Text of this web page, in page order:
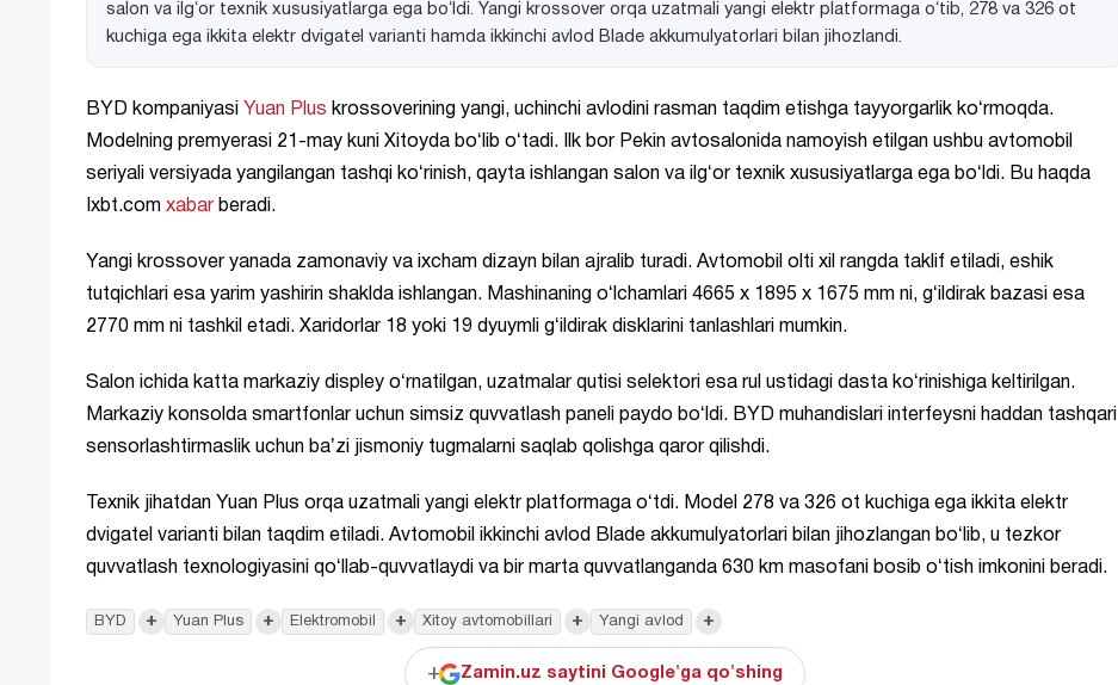
salon va ilgʻor texnik xususiyatlarga ega boʻldi. Yangi krossover orqa uzatmali yangi elektr platformaga oʻtib, 278 va 326 ot
kuchiga ega ikkita elektr dvigatel varianti hamda ikkinchi avlod Blade akkumulyatorlari bilan jihozlandi.
BYD kompaniyasi Yuan Plus krossoverining yangi, uchinchi avlodini rasman taqdim etishga tayyorgarlik koʻrmoqda.
Modelning premyerasi 21-may kuni Xitoyda boʻlib oʻtadi. Ilk bor Pekin avtosalonida namoyish etilgan ushbu avtomobil
seriyali versiyada yangilangan tashqi koʻrinish, qayta ishlangan salon va ilgʻor texnik xususiyatlarga ega boʻldi. Bu haqda
Ixbt.com xabar beradi.
Yangi krossover yanada zamonaviy va ixcham dizayn bilan ajralib turadi. Avtomobil olti xil rangda taklif etiladi, eshik
tutqichlari esa yarim yashirin shaklda ishlangan. Mashinaning oʻlchamlari 4665 x 1895 x 1675 mm ni, gʻildirak bazasi esa
2770 mm ni tashkil etadi. Xaridorlar 18 yoki 19 dyuymli gʻildirak disklarini tanlashlari mumkin.
Salon ichida katta markaziy displey oʻrnatilgan, uzatmalar qutisi selektori esa rul ustidagi dasta koʻrinishiga keltirilgan.
Markaziy konsolda smartfonlar uchun simsiz quvvatlash paneli paydo boʻldi. BYD muhandislari interfeysni haddan tashqari
sensorlashtirmaslik uchun baʼzi jismoniy tugmalarni saqlab qolishga qaror qilishdi.
Texnik jihatdan Yuan Plus orqa uzatmali yangi elektr platformaga oʻtdi. Model 278 va 326 ot kuchiga ega ikkita elektr
dvigatel varianti bilan taqdim etiladi. Avtomobil ikkinchi avlod Blade akkumulyatorlari bilan jihozlangan boʻlib, u tezkor
quvvatlash texnologiyasini qoʻllab-quvvatlaydi va bir marta quvvatlanganda 630 km masofani bosib oʻtish imkonini beradi.
BYD + Yuan Plus + Elektromobil + Xitoy avtomobillari + Yangi avlod +
+ Zamin.uz saytini Google'ga qo'shing